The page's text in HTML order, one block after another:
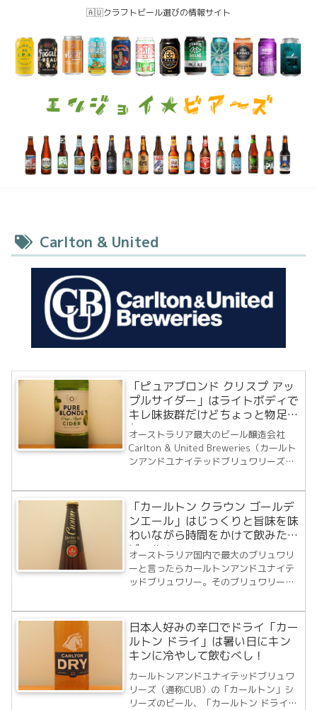
🇦🇺クラフトビール選びの情報サイト
Carlton & United
「ピュアブロンド クリスプ アッ
プルサイダー」はライトボディで
キレ味抜群だけどちょっと物足り
ない
オーストラリア最大のビール醸造会社
Carlton & United Breweries（カールト
ンアンドユナイテッドブリュワリーズ、
Blonde（ピュアブロンド）。今回はピュ
アブロンド クリスプ アップルサイダーを
買ってみ...
「カールトン クラウン ゴールデ
ンエール」はじっくりと旨味を味
わいながら時間をかけて飲みたい
ビール！
オーストラリア国内で最大のブリュワリ
ーと言ったらカールトンアンドユナイテ
ッドブリュワリー。そのブリュワリーの
ランド名をもつもう一つのビールがコ
レ、カールトン クラウン ゴールデンエー
ル（Carlton Crown Golde...
日本人好みの辛口でドライ「カー
ルトン ドライ」は暑い日にキン
キンに冷やして飲むべし！
カールトンアンドユナイテッドブリュワ
リーズ（通称CUB）の「カールトン」シ
リーズのビール、「カールトン ドライ」